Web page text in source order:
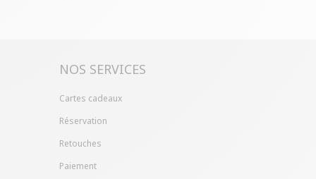
NOS SERVICES
Cartes cadeaux
Réservation
Retouches
Paiement